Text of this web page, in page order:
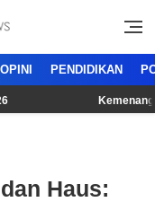
OPINI PENDIDIKAN
Kemenangan
Haus: